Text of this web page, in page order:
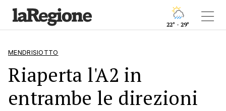
22° - 29°
MENDRISIOTTO
Riaperta l'A2 in
entrambe le direzioni